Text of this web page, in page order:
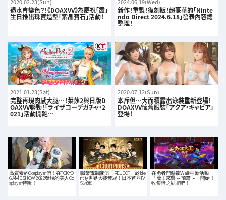
遇水會變色？！《DOAXVV》為慶祝「霞」
生日推出珠寶造型「紫晶寶石」活動！
新作！重製！復刻版！超豪華的「Ninte
ndo Direct 2024.6.18」發表內容總
整理！
2021.01.23(Sat)
完整再現肉感大腿…！萊莎2與日版D
OAXVV聯動！「ライザコーデガチャ・2
021」活動開跑…
2020.07.12(Sun)
本斥但…大面積露出泳裝重新登場！
DOAXVV懷舊服裝「アクア・キャビア」
登場！
高質素的Cosplayer們！在TOKYO
GAME SHOW 2022發現的美人Co
splayer特輯！
職業電競隊伍「REJECT」於Ide
ntity世界大賽奪冠！日本首座IV
S冠軍
在勇者鬥惡龍Walk中新活動
「魔王來襲 ～前篇～」開始！
收集暗之結晶吧！